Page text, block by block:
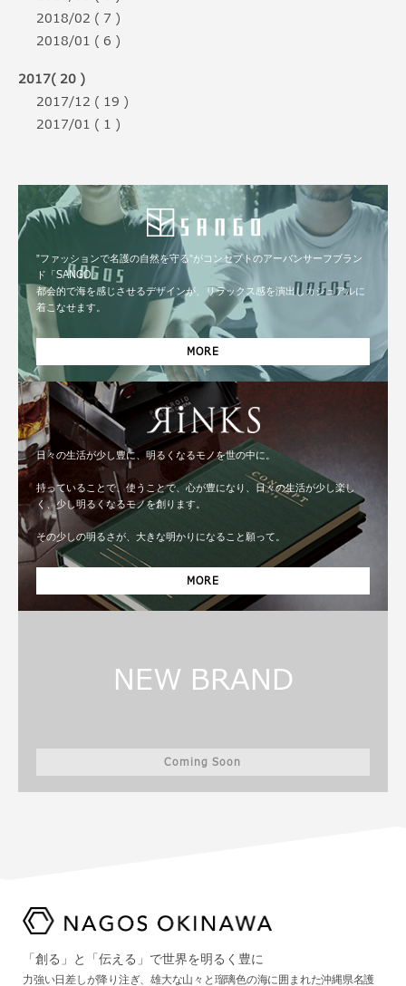
2018/02 ( 7 )
2018/01 ( 6 )
2017( 20 )
2017/12 ( 19 )
2017/01 ( 1 )
”ファッションで名護の自然を守る”がコンセプトのアーバンサーフブラン
ド「SANGO」
都会的で海を感じさせるデザインが、リラックス感を演出しカジュアルに
着こなせます。
MORE
日々の生活が少し豊に、明るくなるモノを世の中に。
持っていることで、使うことで、心が豊になり、日々の生活が少し楽し
く、少し明るくなるモノを創ります。
その少しの明るさが、大きな明かりになること願って。
MORE
NEW BRAND
Coming Soon
「創る」と「伝える」で世界を明るく豊に
力強い日差しが降り注ぎ、雄大な山々と瑠璃色の海に囲まれた沖縄県名護